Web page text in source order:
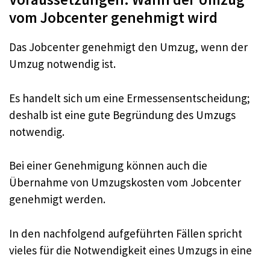
vom Jobcenter genehmigt wird
Das Jobcenter genehmigt den Umzug, wenn der
Umzug notwendig ist.
Es handelt sich um eine Ermessensentscheidung;
deshalb ist eine gute Begründung des Umzugs
notwendig.
Bei einer Genehmigung können auch die
Übernahme von Umzugskosten vom Jobcenter
genehmigt werden.
In den nachfolgend aufgeführten Fällen spricht
vieles für die Notwendigkeit eines Umzugs in eine